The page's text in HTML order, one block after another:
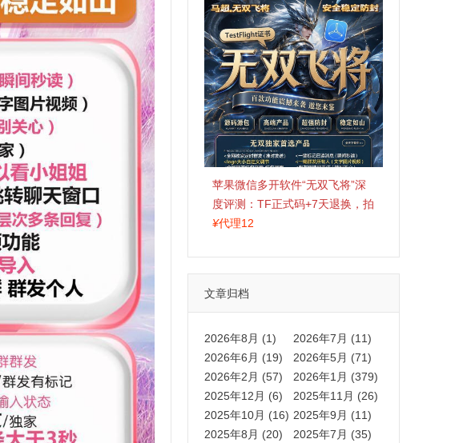
苹果微信多开软件“无双飞将”深
度评测：TF正式码+7天退换，拍
拍卡激活码商城正品保障
¥代理12
文章归档
2026年8月 (1)
2026年7月 (11)
2026年6月 (19)
2026年5月 (71)
2026年2月 (57)
2026年1月 (379)
2025年12月 (6)
2025年11月 (26)
2025年10月 (16) 2025年9月 (11)
2025年8月 (20)
2025年7月 (35)